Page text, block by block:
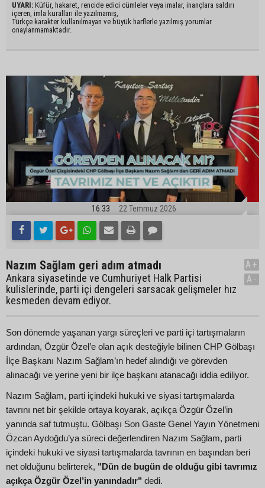
UYARI: Küfür, hakaret, rencide edici cümleler veya imalar, inançlara saldırı
içeren, imla kuralları ile yazılmamış,
Türkçe karakter kullanılmayan ve büyük harflerle yazılmış yorumlar
onaylanmamaktadır.
16:33 22 Temmuz 2026
Nazım Sağlam geri adım atmadı
Ankara siyasetinde ve Cumhuriyet Halk Partisi
kulislerinde, parti içi dengeleri sarsacak gelişmeler hız
kesmeden devam ediyor.
A+
A-
Son dönemde yaşanan yargı süreçleri ve parti içi tartışmaların
ardından, Özgür Özel’e olan açık desteğiyle bilinen CHP Gölbaşı
İlçe Başkanı Nazım Sağlam’ın hedef alındığı ve görevden
alınacağı ve yerine yeni bir ilçe başkanı atanacağı iddia ediliyor.
Nazım Sağlam, parti içindeki hukuki ve siyasi tartışmalarda
tavrını net bir şekilde ortaya koyarak, açıkça Özgür Özel’in
yanında saf tutmuştu. Gölbaşı Son Gaste Genel Yayın Yönetmeni
Özcan Aydoğdu’ya süreci değerlendiren Nazım Sağlam, parti
içindeki hukuki ve siyasi tartışmalarda tavrının en başından beri
net olduğunu belirterek, "Dün de bugün de olduğu gibi tavrımız
açıkça Özgür Özel’in yanındadır" dedi.